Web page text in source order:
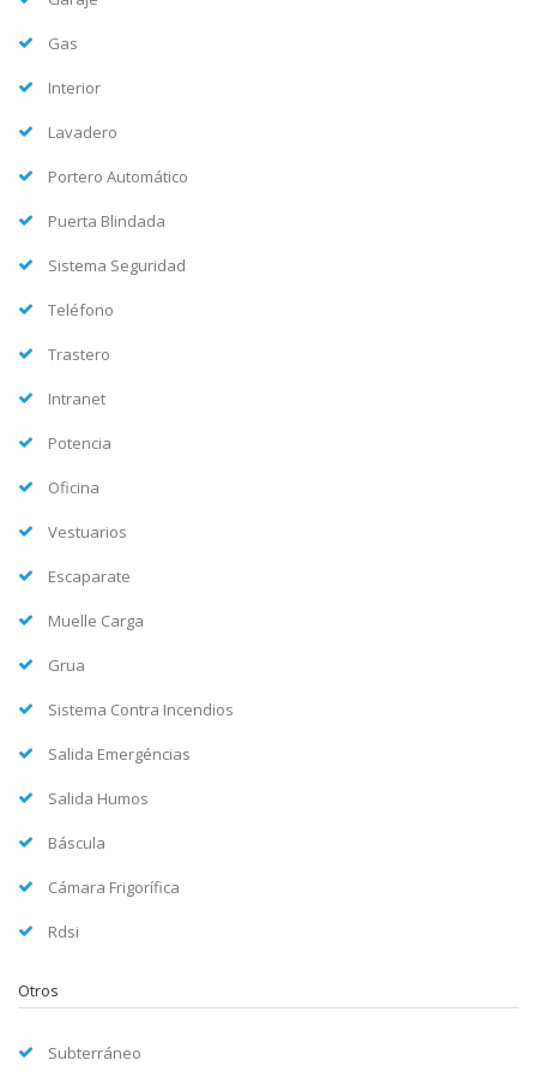
Gas
Interior
Lavadero
Portero Automático
Puerta Blindada
Sistema Seguridad
Teléfono
Trastero
Intranet
Potencia
Oficina
Vestuarios
Escaparate
Muelle Carga
Grua
Sistema Contra Incendios
Salida Emergéncias
Salida Humos
Báscula
Cámara Frigorífica
Rdsi
Otros
Subterráneo